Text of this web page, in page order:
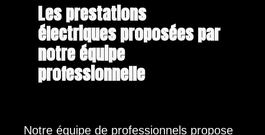
Les prestations
électriques proposées par
notre équipe
professionnelle
Notre équipe de professionnels propose